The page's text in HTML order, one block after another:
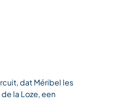
dat Méribel les
la Loze, een